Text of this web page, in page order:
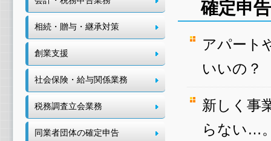
確定申告
アパート
いいの？
新しく事
らない…
相続・贈与・継承対策
創業支援
社会保険・給与関係業務
税務調査立会業務
同業者団体の確定申告